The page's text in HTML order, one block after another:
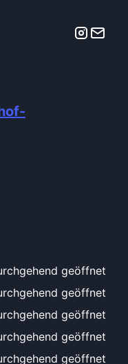
geöffnet
geöffnet
geöffnet
geöffnet
geöffnet